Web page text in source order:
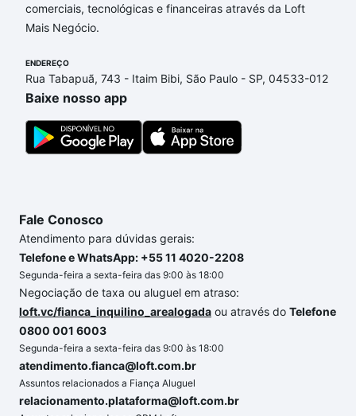
Sorocaba, SP que custam a partir de R$ 0 e com
nossas opções de financiamento imobiliário as
ainda tem alguma dúvida dos custos envolvidos no
processo de compra, veja em nosso portal quanto
custa comprar um apartamento
gente para comprar o imóvel dos seus sonhos com
segurança e conforto. Loft, com você até as
comerciais, tecnológicas e financeiras através da Loft
Mais Negócio.
ENDEREÇO
Rua Tabapuã, 743 - Itaim Bibi, São Paulo - SP, 04533-012
Baixe nosso app
Fale Conosco
Atendimento para dúvidas gerais:
Telefone e WhatsApp: +55 11 4020-2208
Segunda-feira a sexta-feira das 9:00 às 18:00
Negociação de taxa ou aluguel em atraso:
loft.vc/fianca_inquilino_arealogada ou através do Telefone
0800 001 6003
Segunda-feira a sexta-feira das 9:00 às 18:00
atendimento.fianca@loft.com.br
Assuntos relacionados a Fiança Aluguel
relacionamento.plataforma@loft.com.br